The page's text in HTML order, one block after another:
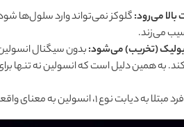
می‌رود:گلوکز نمی‌تواند وارد سلول‌ها
می‌زند.
(تخریب) می‌شود:بدون سیگنال
به همین دلیل است که انسولین نه تنها
به معنای واقعی کلمه هورمون حیات است.